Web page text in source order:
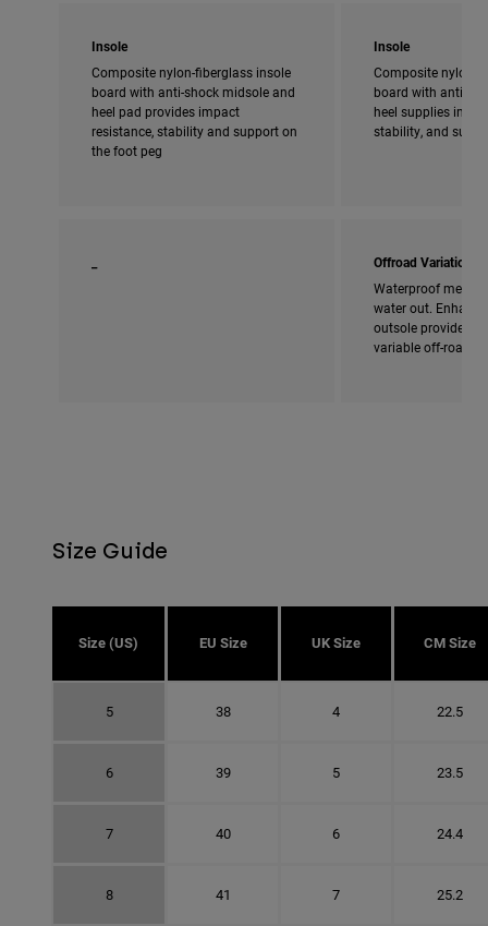
Insole
Composite nylon-fiberglass insole
board with anti-shock midsole and
heel pad provides impact
resistance, stability and support on
the foot peg
Insole
Composite nylon-
board with anti-
heel supplies
stability, and
Offroad Variation
Waterproof
water out.
outsole provides
variable off-road
Size Guide
Size (US) EU Size UK Size CM Size
5 38 4 22.5
6 39 5 23.5
7 40 6 24.4
8 41 7 25.2